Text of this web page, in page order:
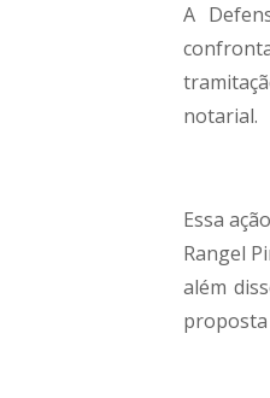
A
notarial.
Essa
Rangel
além
proposta